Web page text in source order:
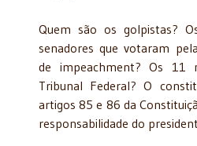
Quem são os golpistas?
senadores que votaram
de impeachment? Os 11
Tribunal Federal? O
artigos 85 e 86 da
responsabilidade do